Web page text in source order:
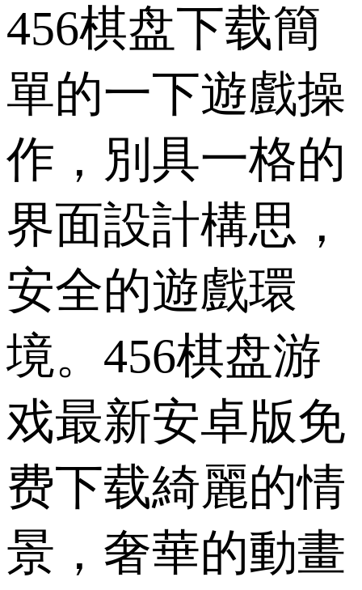
456棋盘下载簡
單的一下遊戲操
作，別具一格的
界面設計構思，
安全的遊戲環
境。456棋盘游
戏最新安卓版免
费下载綺麗的情
景，奢華的動畫